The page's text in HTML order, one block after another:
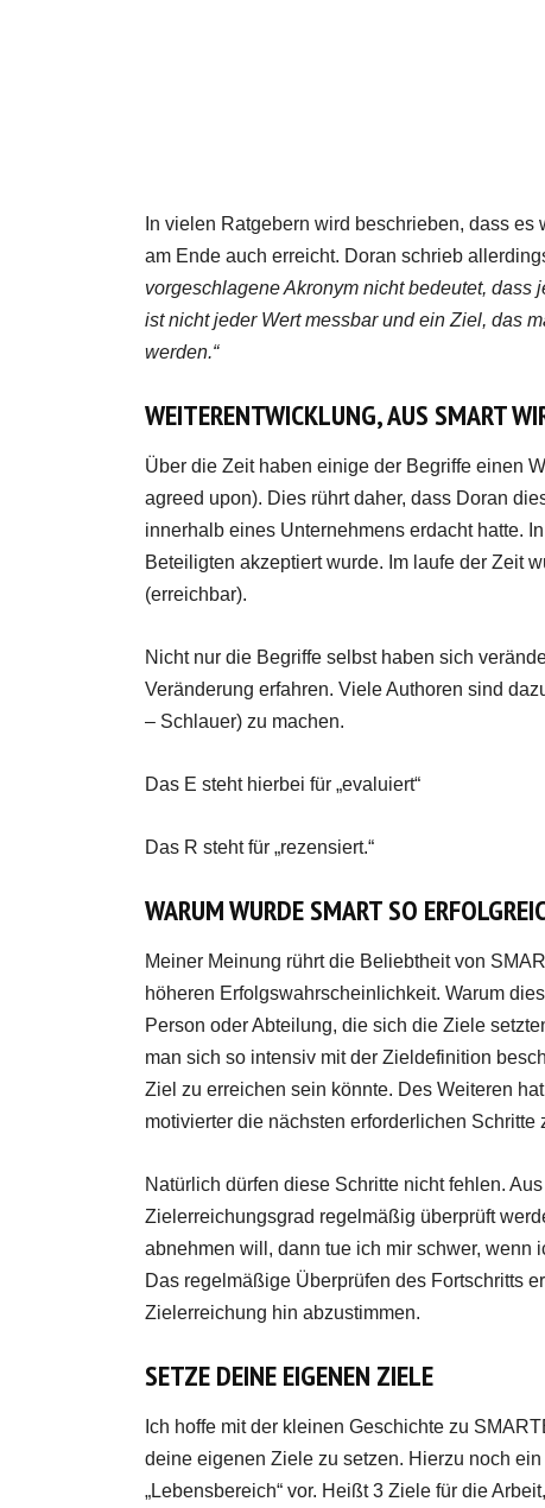
In vielen Ratgebern wird beschrieben, dass
am Ende auch erreicht. Doran schrieb
vorgeschlagene Akronym nicht bedeutet,
ist nicht jeder Wert messbar und ein Ziel, das
werden.“
WEITERENTWICKLUNG, AUS SMART
Über die Zeit haben einige der Begriffe einen
agreed upon). Dies rührt daher, dass Doran
innerhalb eines Unternehmens erdacht hatte.
Beteiligten akzeptiert wurde. Im laufe der Zeit
(erreichbar).
Nicht nur die Begriffe selbst haben sich
Veränderung erfahren. Viele Authoren sind
– Schlauer) zu machen.
Das E steht hierbei für „evaluiert“
Das R steht für „rezensiert.“
WARUM WURDE SMART SO
Meiner Meinung rührt die Beliebtheit von
höheren Erfolgswahrscheinlichkeit. Warum
Person oder Abteilung, die sich die Ziele
man sich so intensiv mit der Zieldefinition
Ziel zu erreichen sein könnte. Des Weiteren
motivierter die nächsten erforderlichen Schritte
Natürlich dürfen diese Schritte nicht fehlen.
Zielerreichungsgrad regelmäßig überprüft
abnehmen will, dann tue ich mir schwer, wenn
Das regelmäßige Überprüfen des Fortschritts
Zielerreichung hin abzustimmen.
SETZE DEINE EIGENEN ZIELE
Ich hoffe mit der kleinen Geschichte zu
deine eigenen Ziele zu setzen. Hierzu noch
„Lebensbereich“ vor. Heißt 3 Ziele für die